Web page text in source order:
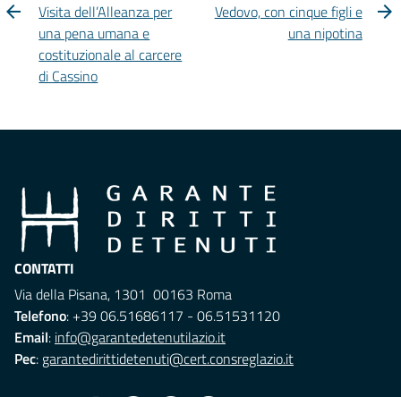
Visita dell’Alleanza per
una pena umana e
costituzionale al carcere
di Cassino
Vedovo, con cinque figli e
una nipotina
CONTATTI
Via della Pisana, 1301 00163 Roma
Telefono: +39 06.51686117 - 06.51531120
Email: info@garantedetenutilazio.it
Pec: garantedirittidetenuti@cert.consreglazio.it